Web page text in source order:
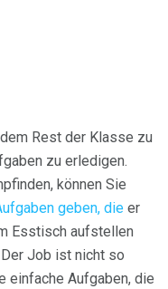
Rest der Klasse zu
zu erledigen.
können Sie
geben, die er
Esstisch aufstellen
Job ist nicht so
einfache Aufgaben, die